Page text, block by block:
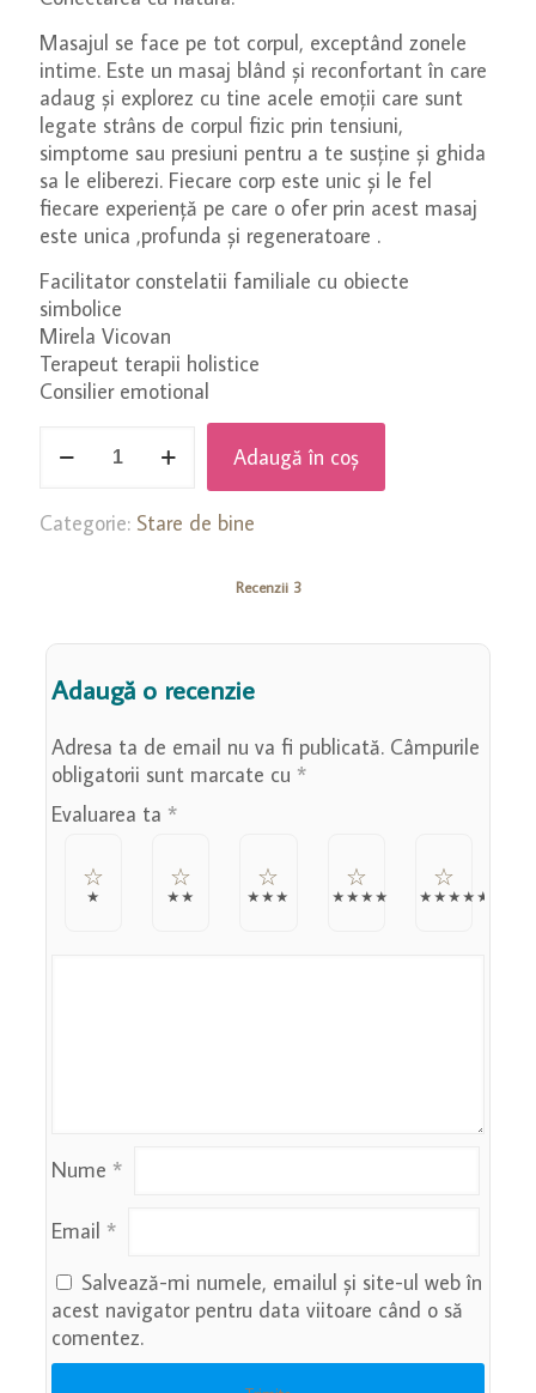
Masajul se face pe tot corpul, exceptând zonele
intime. Este un masaj blând și reconfortant în care
adaug și explorez cu tine acele emoții care sunt
legate strâns de corpul fizic prin tensiuni,
simptome sau presiuni pentru a te susține și ghida
sa le eliberezi. Fiecare corp este unic și le fel
fiecare experiență pe care o ofer prin acest masaj
este unica ,profunda și regeneratoare .
Facilitator constelatii familiale cu obiecte
simbolice
Mirela Vicovan
Terapeut terapii holistice
Consilier emotional
Masaj
Adaugă în coș
Categorie: Stare de bine
Recenzii 3
Adaugă o recenzie
Adresa ta de email nu va fi publicată. Câmpurile
obligatorii sunt marcate cu *
Evaluarea ta *
Nume *
Email *
Salvează-mi numele, emailul și site-ul web în
acest navigator pentru data viitoare când o să
comentez.